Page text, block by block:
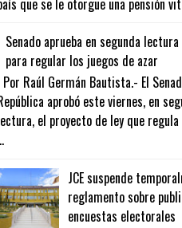
que se le otorgue una pensión
Senado aprueba en segunda
para regular los juegos de azar
Por Raúl Germán Bautista.- El
aprobó este viernes, en
el proyecto de ley que
JCE suspende
reglamento sobre
encuestas electorales